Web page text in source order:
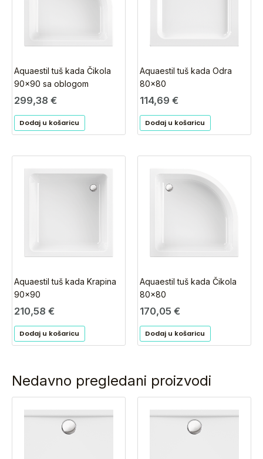
Aquaestil tuš kada Čikola
90×90 sa oblogom
299,38 €
Dodaj u košaricu
Aquaestil tuš kada Odra
80×80
114,69 €
Dodaj u košaricu
Aquaestil tuš kada Krapina
90×90
210,58 €
Dodaj u košaricu
Aquaestil tuš kada Čikola
80×80
170,05 €
Dodaj u košaricu
Nedavno pregledani proizvodi